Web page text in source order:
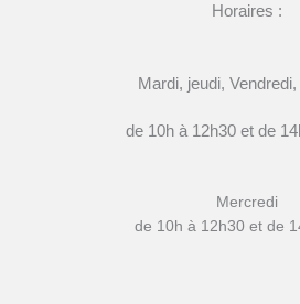
Horaires :
Mardi, jeudi,
de 10h à 12h30 et de
Mercredi
de 10h à 12h30 et de